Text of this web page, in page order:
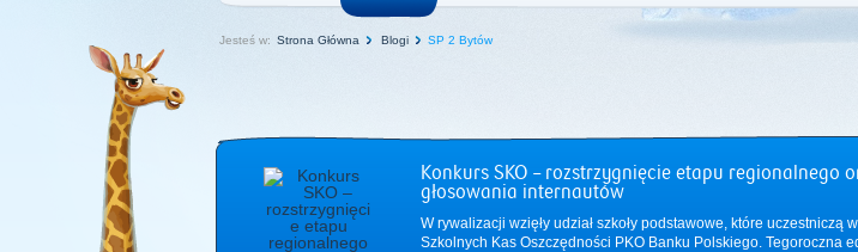
Jesteś w: Strona Główna Blogi SP 2 Bytów
Konkurs SKO – rozstrzygnięcie etapu regionalnego
głosowania internautów
W rywalizacji wzięły udział szkoły podstawowe, które uczestniczą
Szkolnych Kas Oszczędności PKO Banku Polskiego. Tegoroczna